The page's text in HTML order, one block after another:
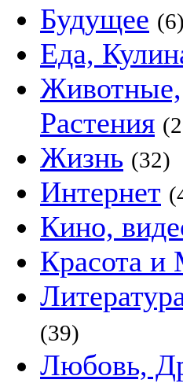
Будущее (6)
Еда,
Животные,
Растения
Жизнь (32)
Интернет
Кино,
Красота и
(39)
Любовь,